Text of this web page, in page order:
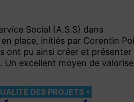
Social (A.S.S) dans
place, initiés par Corentin
ont pu ainsi créer et présenter
excellent moyen de
DES PROJETS